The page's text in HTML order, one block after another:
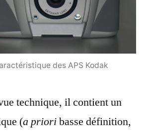
des APS Kodak
technique, il contient un
(a prioribasse définition,